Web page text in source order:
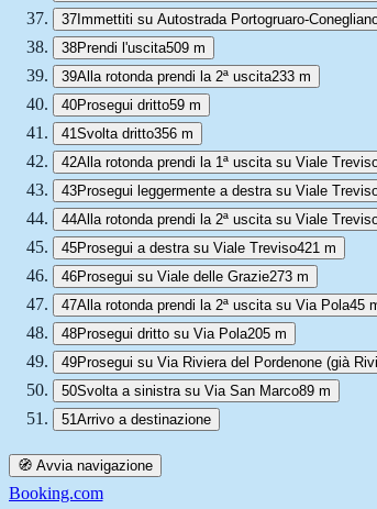
37Immettiti su Autostrada Portogruaro-
38Prendi l'uscita509 m
39Alla rotonda prendi la 2ª uscita233 m
40Prosegui dritto59 m
41Svolta dritto356 m
42Alla rotonda prendi la 1ª uscita su Viale
43Prosegui leggermente a destra su Viale
44Alla rotonda prendi la 2ª uscita su Viale
45Prosegui a destra su Viale Treviso421 m
46Prosegui su Viale delle Grazie273 m
47Alla rotonda prendi la 2ª uscita su Via Pola45
48Prosegui dritto su Via Pola205 m
49Prosegui su Via Riviera del Pordenone (già
50Svolta a sinistra su Via San Marco89 m
51Arrivo a destinazione
🧭 Avvia navigazione
Booking.com